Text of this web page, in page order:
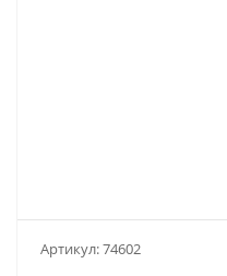
Артикул:74602